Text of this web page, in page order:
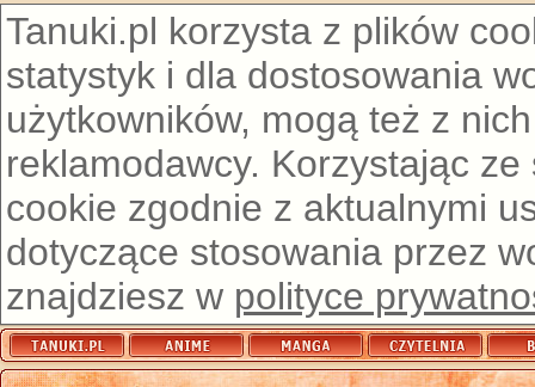
Tanuki.pl korzysta z plików
statystyk i dla dostosowania
użytkowników, mogą też z
reklamodawcy. Korzystając
cookie zgodnie z aktualnymi
dotyczące stosowania przez
znajdziesz w polityce